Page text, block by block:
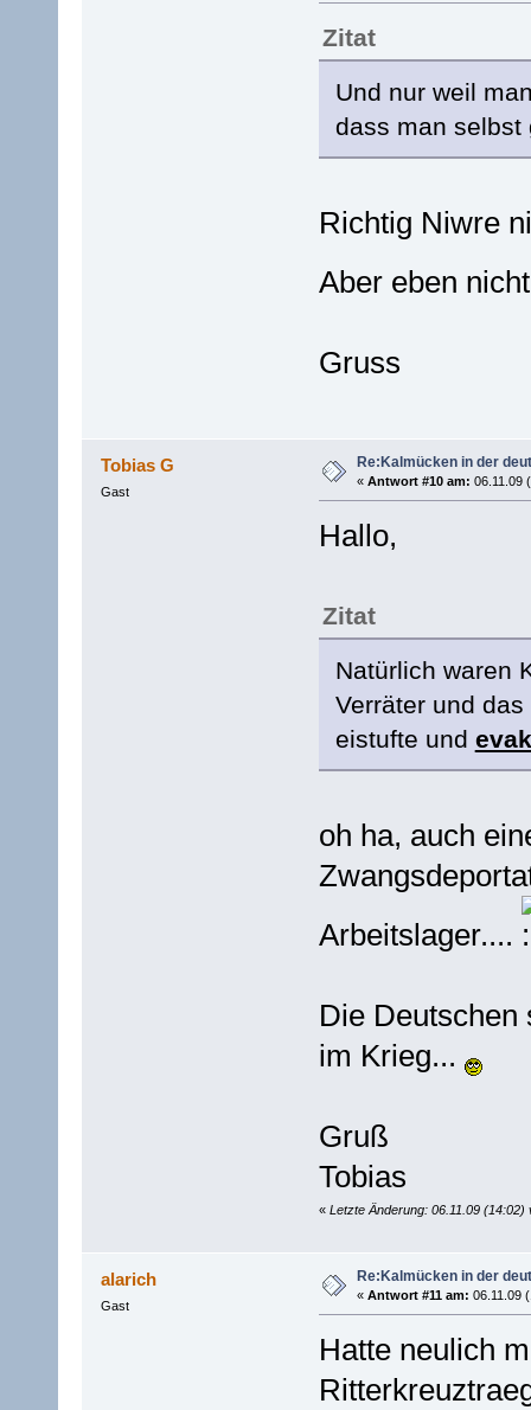
Zitat
Und nur weil
dass man selbst
Richtig Niwre
Aber eben
Gruss
Tobias G
Gast
Re:Kalmücken in der
« Antwort #10 am: 06.11.09
Hallo,
Zitat
Natürlich waren
Verräter und
eistufte und
oh ha, auch
Arbeitslager....
Die Deutschen
im Krieg...
Gruß
Tobias
« Letzte Änderung: 06.11.09 (14:02)
alarich
Gast
Re:Kalmücken in der
« Antwort #11 am: 06.11.09
Hatte neulich